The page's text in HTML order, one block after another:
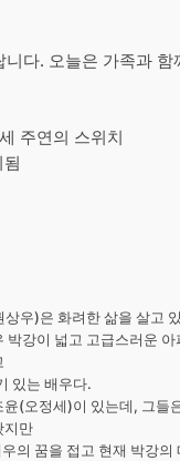
니다. 오늘은 가족과
주연의 스위치
우)은 화려한 삶을 살고
박강이 넓고 고급스러운
있는 배우다.
(오정세)이 있는데, 그들
지만
의 꿈을 접고 현재 박강의